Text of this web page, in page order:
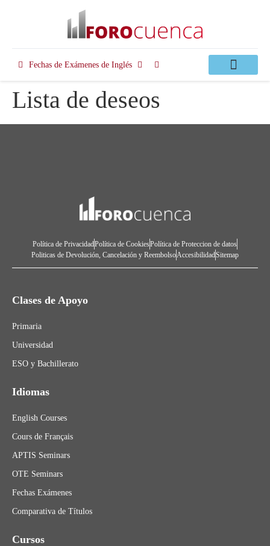
Fechas de Exámenes de Inglés
Lista de deseos
Política de PrivacidadPolítica de CookiesPolítica de Proteccion de datos
Politicas de Devolución, Cancelación y ReembolsoAccesibilidadSitemap
Clases de Apoyo
Primaria
Universidad
ESO y Bachillerato
Idiomas
English Courses
Cours de Français
APTIS Seminars
OTE Seminars
Fechas Exámenes
Comparativa de Títulos
Cursos